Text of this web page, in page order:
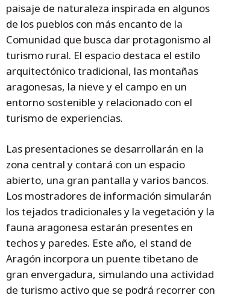
paisaje de naturaleza inspirada en algunos
de los pueblos con más encanto de la
Comunidad que busca dar protagonismo al
turismo rural. El espacio destaca el estilo
arquitectónico tradicional, las montañas
aragonesas, la nieve y el campo en un
entorno sostenible y relacionado con el
turismo de experiencias.
Las presentaciones se desarrollarán en la
zona central y contará con un espacio
abierto, una gran pantalla y varios bancos.
Los mostradores de información simularán
los tejados tradicionales y la vegetación y la
fauna aragonesa estarán presentes en
techos y paredes. Este año, el stand de
Aragón incorpora un puente tibetano de
gran envergadura, simulando una actividad
de turismo activo que se podrá recorrer con